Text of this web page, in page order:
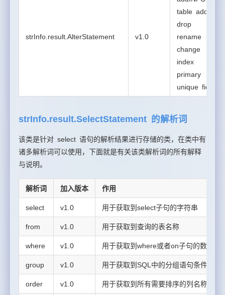
strInfo.result.AlterStatement v1.0
table add
drop
rename
change
index
primary
unique field
strInfo.result.SelectStatement 的解析词
该类是针对 select 语句的解析结果进行存储的类，在类中有
诸多解析词可以使用，下面就是有关该类解析词的所有解释
与说明。
解析词 加入版本 作用
select v1.0 用于获取到select子句的字符串
from v1.0 用于获取到查询的表名称
where v1.0 用于获取到where或者on子句的数据
group v1.0 用于获取到SQL中的分组语句条件
order v1.0 用于获取到所有需要排序的列名称